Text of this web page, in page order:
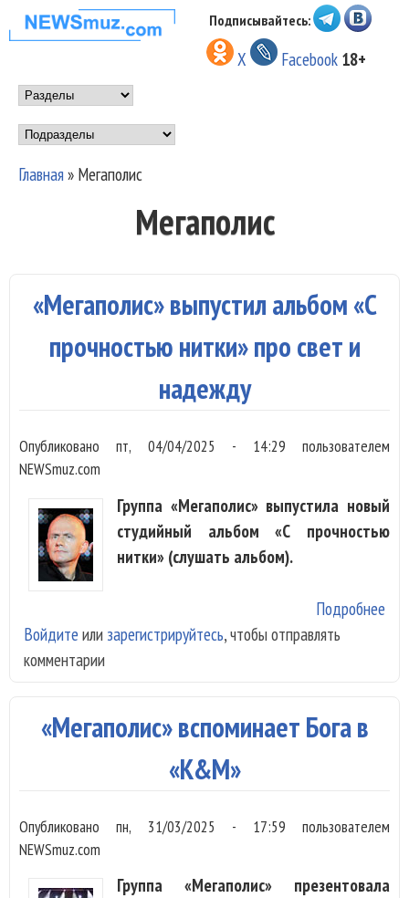
Перейти к основному
содержанию
НОВОСТИ
МУЗЫКИ И
ШОУ БИЗНЕСА
NEWSMUZ.COM
Подписывайтесь:
X Facebook 18+
Main menu
Подразделы
Главная» Мегаполис
Мегаполис
«Мегаполис» выпустил альбом «С
прочностью нитки» про свет и
надежду
Опубликованопт, 04/04/2025 - 14:29 пользователем
NEWSmuz.com
Группа «Мегаполис» выпустила новый
студийный альбом «С прочностью
нитки» (слушать альбом).
Подробнее
Войдите или зарегистрируйтесь, чтобы отправлять
комментарии
«Мегаполис» вспоминает Бога в
«K&M»
Опубликованопн, 31/03/2025 - 17:59 пользователем
NEWSmuz.com
Группа «Мегаполис» презентовала